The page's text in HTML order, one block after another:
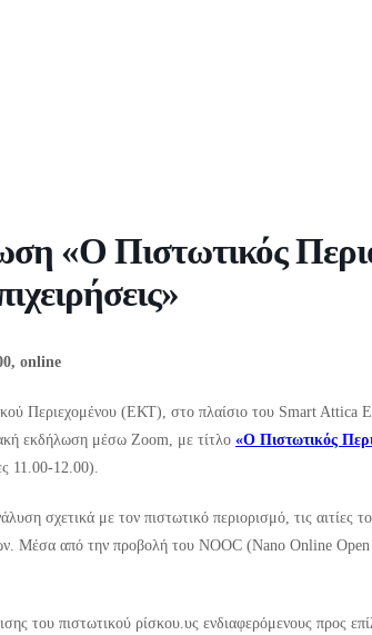
«Ο Πιστωτικός
online
Περιεχομένου (ΕΚΤ), στο πλαίσιο του Smart
εκδήλωση μέσω Zoom, με τίτλο «Ο Πιστωτικός
11.00-12.00).
σχετικά με τον πιστωτικό περιορισμό, τις αιτίες
Μέσα από την προβολή του NOOC (Nano Online
του πιστωτικού ρίσκου.υς ενδιαφερόμενους προς